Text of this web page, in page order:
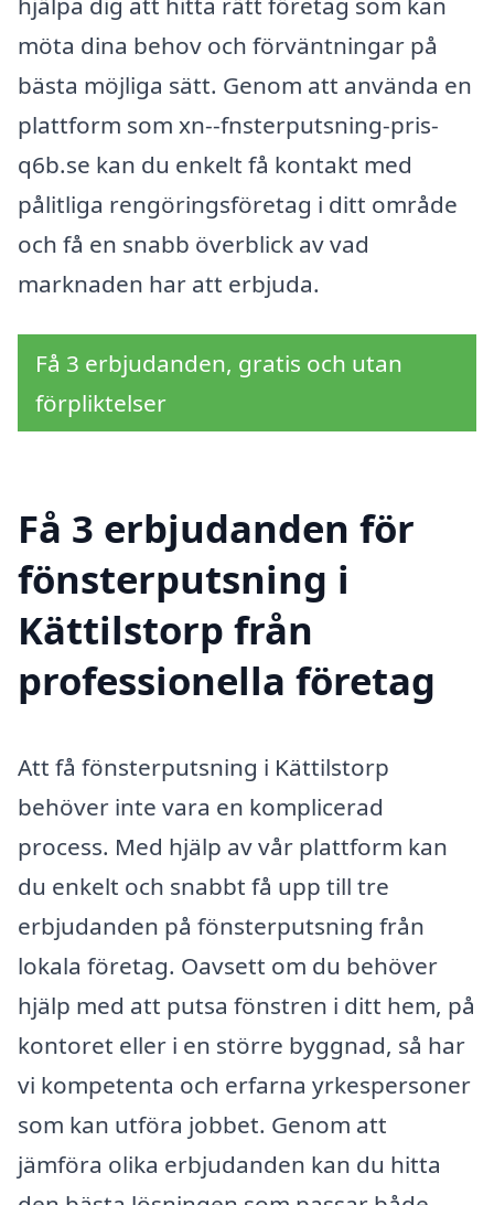
möta dina behov och förväntningar på
bästa möjliga sätt. Genom att använda en
plattform som xn--fnsterputsning-pris-
q6b.se kan du enkelt få kontakt med
pålitliga rengöringsföretag i ditt område
och få en snabb överblick av vad
marknaden har att erbjuda.
Få 3 erbjudanden, gratis och utan
förpliktelser
Få 3 erbjudanden för
fönsterputsning i
Kättilstorp från
professionella företag
Att få fönsterputsning i Kättilstorp
behöver inte vara en komplicerad
process. Med hjälp av vår plattform kan
du enkelt och snabbt få upp till tre
erbjudanden på fönsterputsning från
lokala företag. Oavsett om du behöver
hjälp med att putsa fönstren i ditt hem, på
kontoret eller i en större byggnad, så har
vi kompetenta och erfarna yrkespersoner
som kan utföra jobbet. Genom att
jämföra olika erbjudanden kan du hitta